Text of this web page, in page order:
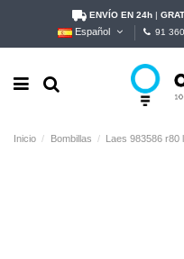
ENVÍO EN 24h|
Español 91
Inicio Bombillas Laes 983586